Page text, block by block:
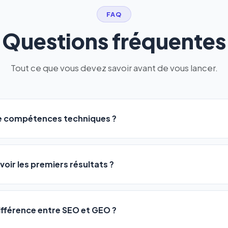
FAQ
Questions fréquentes
Tout ce que vous devez savoir avant de vous lancer.
compétences techniques ?
a été conçu pour être accessible àtous les profils:
ou agences. Pas de code, pas de configuration complexe —
votre activité, et le logiciel gère tout en automatique
les premiers résultats ?
observent une amélioration de leur positionnement en4
entre SEO et GEO ?